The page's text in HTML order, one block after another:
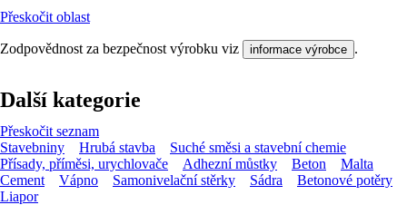
Přeskočit oblast
Zodpovědnost za bezpečnost výrobku viz informace výrobce .
Další kategorie
Přeskočit seznam
Stavebniny
Hrubá stavba
Suché směsi a stavební chemie
Přísady, příměsi, urychlovače
Adhezní můstky Beton
Malta
Cement
Vápno Samonivelační stěrky Sádra
Betonové potěry
Liapor